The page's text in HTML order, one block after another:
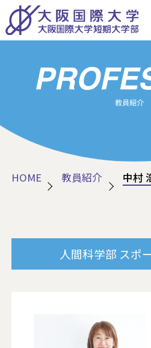
HOME 教員紹介 中村
人間科学部 スポ